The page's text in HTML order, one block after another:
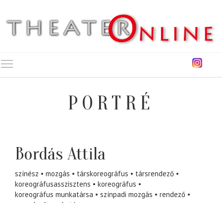
PORTRÉ
Bordás Attila
színész mozgás társkoreográfus
társrendező
koreográfusasszisztens
koreográfus
koreográfus munkatársa
színpadi mozgás
rendező